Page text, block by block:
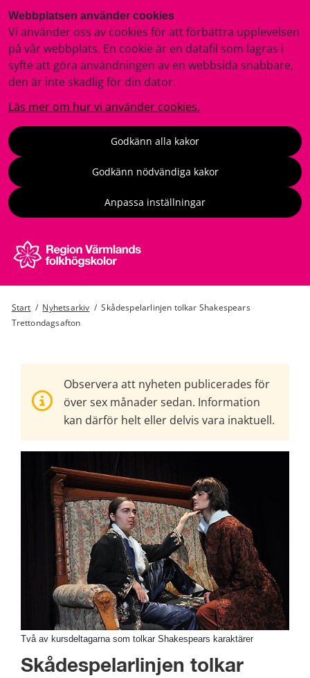
Webbplatsen använder cookies
Vi använder oss av cookies för att förbättra upplevelsen
på vår webbplats. En cookie är en datafil som lagras i
syfte att göra användningen av en webbsida snabbare,
den är inte skadlig för din dator.
Läs mer om hur vi använder cookies.
Godkänn alla kakor
Godkänn nödvändiga kakor
Anpassa inställningar
Start / Nyhetsarkiv / Skådespelarlinjen tolkar Shakespears
Trettondagsafton
Observera att nyheten publicerades för
över sex månader sedan. Information
kan därför helt eller delvis vara inaktuell.
Två av kursdeltagarna som tolkar Shakespears karaktärer
Skådespelarlinjen tolkar